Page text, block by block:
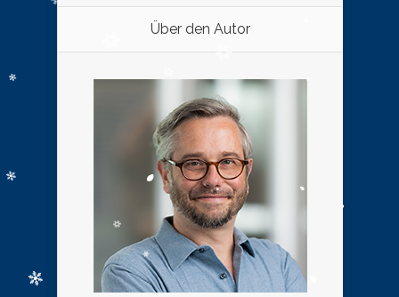
Über den Autor